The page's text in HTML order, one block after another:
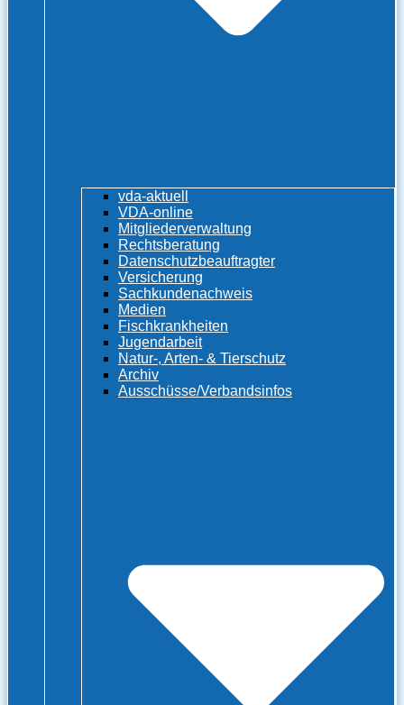
vda-aktuell
VDA-online
Mitgliederverwaltung
Rechtsberatung
Datenschutzbeauftragter
Versicherung
Sachkundenachweis
Medien
Fischkrankheiten
Jugendarbeit
Natur-, Arten- & Tierschutz
Archiv
Ausschüsse/Verbandsinfos